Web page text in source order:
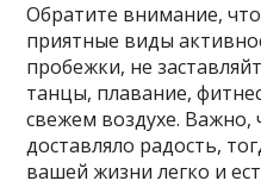
Обратите внимание,
приятные виды
пробежки, не
танцы, плавание,
свежем воздухе.
доставляло радость,
вашей жизни легко и